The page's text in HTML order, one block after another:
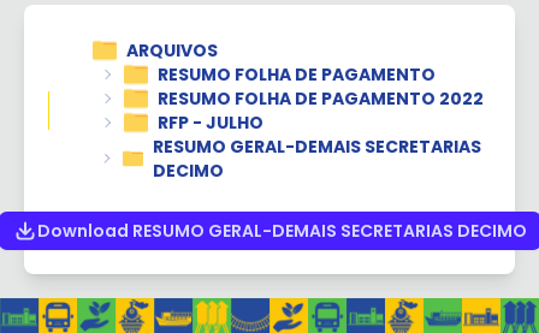
ARQUIVOS
RESUMO FOLHA DE PAGAMENTO
RESUMO FOLHA DE PAGAMENTO 2022
RFP - JULHO
RESUMO GERAL-DEMAIS SECRETARIAS
DECIMO
Download RESUMO GERAL-DEMAIS SECRETARIAS DECIMO